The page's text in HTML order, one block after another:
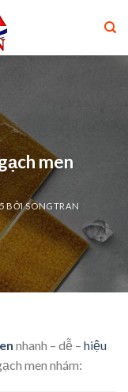
men
BỞISONGTRAN
nhanh – dễ – hiệu
men nhám: